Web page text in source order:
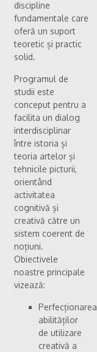
discipline
fundamentale care
oferă un suport
teoretic și practic
solid.
Programul de
studii este
conceput pentru a
facilita un dialog
interdisciplinar
între istoria și
teoria artelor și
tehnicile picturii,
orientând
activitatea
cognitivă și
creativă către un
sistem coerent de
noțiuni.
Obiectivele
noastre principale
vizează:
Perfecționarea
abilităților
de utilizare
creativă a